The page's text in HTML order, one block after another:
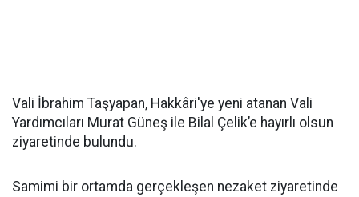
Vali İbrahim Taşyapan, Hakkâri'ye yeni atanan Vali
Yardımcıları Murat Güneş ile Bilal Çelik’e hayırlı olsun
ziyaretinde bulundu.
Samimi bir ortamda gerçekleşen nezaket ziyaretinde